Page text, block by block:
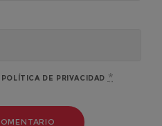
POLÍTICA DE PRIVACIDAD *